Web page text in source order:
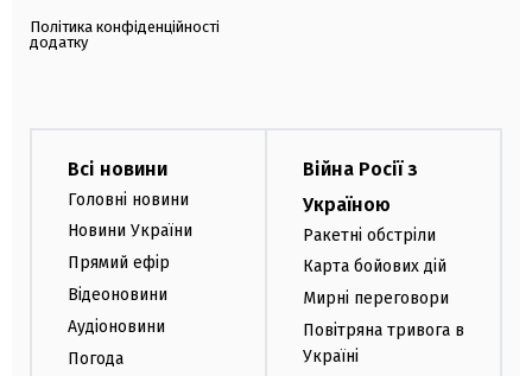
Політика конфіденційності
додатку
Всі новини
Головні новини
Новини України
Прямий ефір
Відеоновини
Аудіоновини
Погода
Війна Росії з
Україною
Ракетні обстріли
Карта бойових дій
Мирні переговори
Повітряна тривога в
Україні